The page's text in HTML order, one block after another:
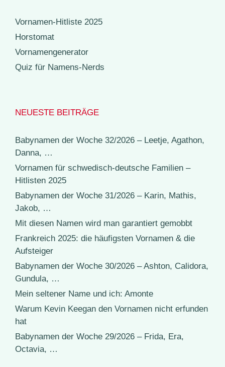
Vornamen-Hitliste 2025
Horstomat
Vornamengenerator
Quiz für Namens-Nerds
NEUESTE BEITRÄGE
Babynamen der Woche 32/2026 – Leetje, Agathon,
Danna, …
Vornamen für schwedisch-deutsche Familien –
Hitlisten 2025
Babynamen der Woche 31/2026 – Karin, Mathis,
Jakob, …
Mit diesen Namen wird man garantiert gemobbt
Frankreich 2025: die häufigsten Vornamen & die
Aufsteiger
Babynamen der Woche 30/2026 – Ashton, Calidora,
Gundula, …
Mein seltener Name und ich: Amonte
Warum Kevin Keegan den Vornamen nicht erfunden
hat
Babynamen der Woche 29/2026 – Frida, Era,
Octavia, …